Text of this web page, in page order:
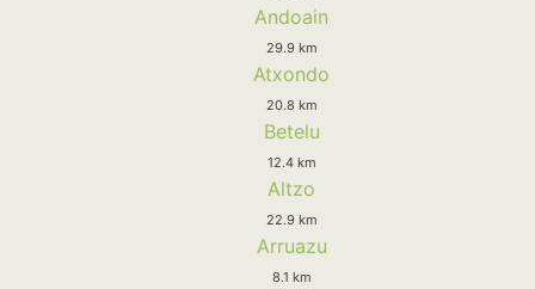
Andoain
29.9 km
Atxondo
20.8 km
Betelu
12.4 km
Altzo
22.9 km
Arruazu
8.1 km